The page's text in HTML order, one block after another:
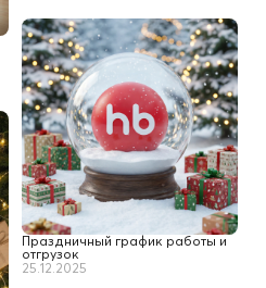
Праздничный график работы и
отгрузок
25.12.2025